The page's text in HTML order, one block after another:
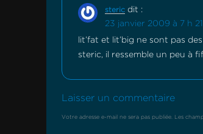
steric dit :
23 janvier 2009 à 7 h
lit’fat et lit’big ne sont pas
steric, il ressemble un peu à
Laisser un commentaire
Votre adresse e-mail ne sera pas publiée. Les